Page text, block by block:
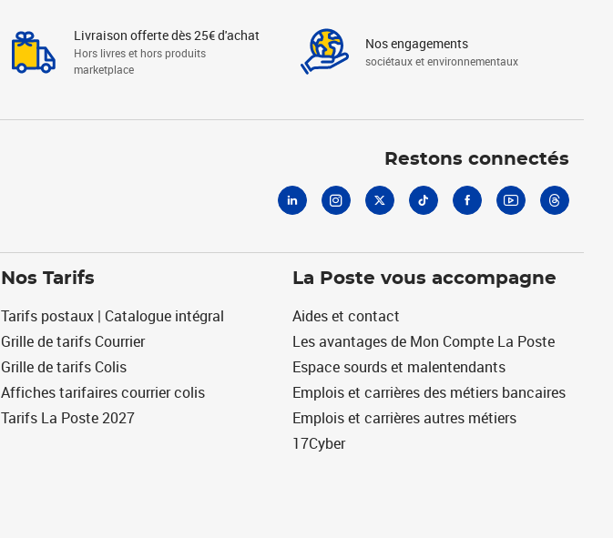
Livraison offerte dès 25€ d'achat
Hors livres et hors produits
marketplace
Nos engagements
sociétaux et environnementaux
Restons connectés
Nos Tarifs
Tarifs postaux | Catalogue intégral
Grille de tarifs Courrier
Grille de tarifs Colis
Affiches tarifaires courrier colis
Tarifs La Poste 2027
La Poste vous accompagne
Aides et contact
Les avantages de Mon Compte La Poste
Espace sourds et malentendants
Emplois et carrières des métiers bancaires
Emplois et carrières autres métiers
17Cyber